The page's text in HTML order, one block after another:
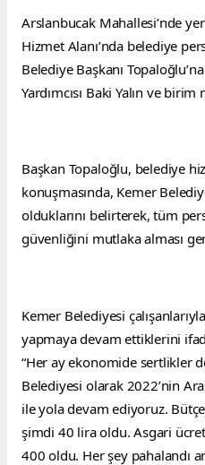
Arslanbucak Mahallesi’nde
Hizmet Alanı’nda belediye
Belediye Başkanı
Yardımcısı Baki Yalın ve
Başkan Topaloğlu, belediye
konuşmasında, Kemer
olduklarını belirterek, tüm
güvenliğini mutlaka alması
Kemer Belediyesi
yapmaya devam ettiklerini
“Her ay ekonomide sertlikler
Belediyesi olarak 2022’nin
ile yola devam ediyoruz.
şimdi 40 lira oldu. Asgari
400 oldu. Her şey pahalandı